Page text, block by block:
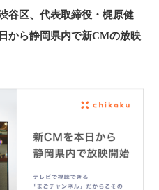
谷区、代表取締役・梶原健
から静岡県内で新CMの放映